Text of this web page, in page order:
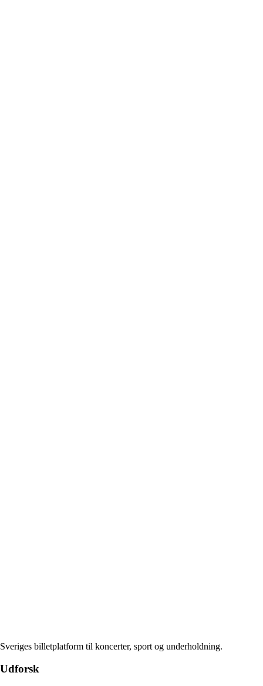
Sveriges billetplatform til koncerter, sport og underholdning.
Udforsk